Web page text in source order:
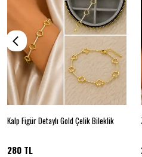
Kalp Figür Detaylı Gold Çelik Bileklik
280 TL